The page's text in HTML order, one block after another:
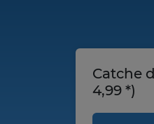
Catche
4,99 *)